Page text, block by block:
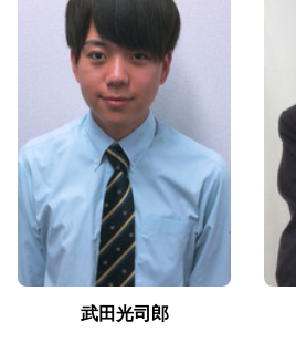
武田光司郎